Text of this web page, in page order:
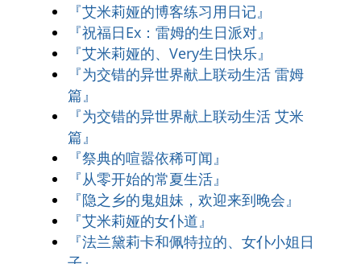
『艾米莉娅的博客练习用日记』
『祝福日Ex：雷姆的生日派对』
『艾米莉娅的、Very生日快乐』
『为交错的异世界献上联动生活 雷姆
篇』
『为交错的异世界献上联动生活 艾米
篇』
『祭典的喧嚣依稀可闻』
『从零开始的常夏生活』
『隐之乡的鬼姐妹，欢迎来到晚会』
『艾米莉娅的女仆道』
『法兰黛莉卡和佩特拉的、女仆小姐日